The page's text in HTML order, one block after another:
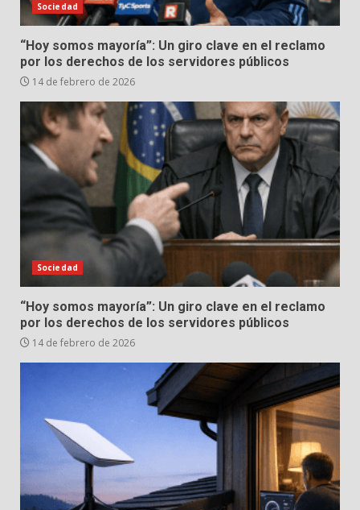
Sociedad
“Hoy somos mayoría”: Un giro clave en el reclamo
por los derechos de los servidores públicos
14 de febrero de 2026
Sociedad
“Hoy somos mayoría”: Un giro clave en el reclamo
por los derechos de los servidores públicos
14 de febrero de 2026